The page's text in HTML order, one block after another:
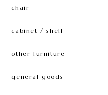
chair
cabinet / shelf
other furniture
general goods